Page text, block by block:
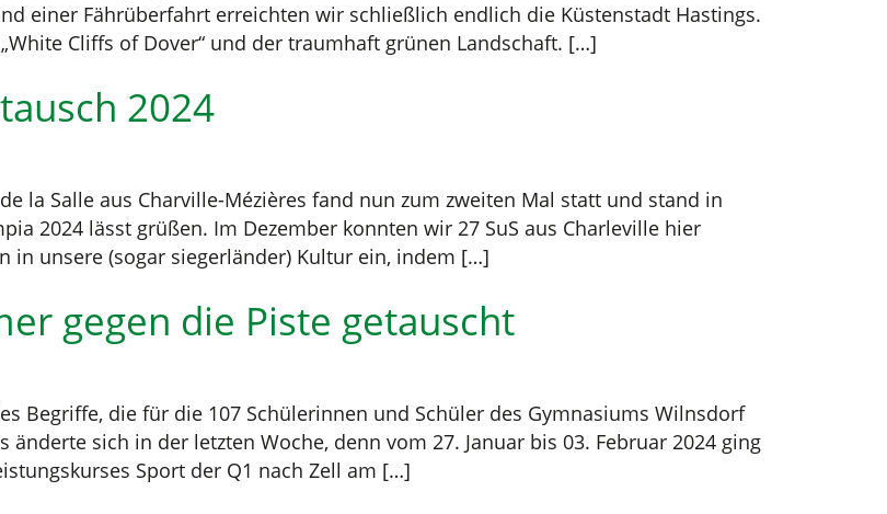
einer Fährüberfahrt erreichten wir schließlich endlich die Küstenstadt Hastings.
Cliffs of Dover“ und der traumhaft grünen Landschaft. […]
2024
la Salle aus Charville-Mézières fand nun zum zweiten Mal statt und stand in
2024 lässt grüßen. Im Dezember konnten wir 27 SuS aus Charleville hier
in unsere (sogar siegerländer) Kultur ein, indem […]
gegen die Piste getauscht
Begriffe, die für die 107 Schülerinnen und Schüler des Gymnasiums Wilnsdorf
sich in der letzten Woche, denn vom 27. Januar bis 03. Februar 2024 ging
Sport der Q1 nach Zell am […]